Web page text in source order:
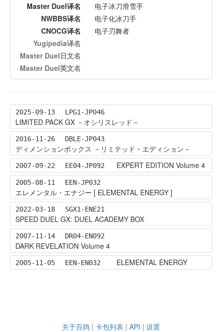
Master Duel译名
电子冰刀滑雪手
NWBBS译名
电子化冰刀手
CNOCG译名
电子刃舞者
Yugipedia译名
Master Duel日文名
Master Duel英文名
2025-09-13 LPG1-JP046
LIMITED PACK GX －オシリスレッド－
2016-11-26 DBLE-JP043
ディメンションボックス －リミテッド・エディション－
2007-09-22 EE04-JP092 EXPERT EDITION Volume 4
2005-08-11 EEN-JP032
エレメンタル・エナジー [ ELEMENTAL ENERGY ]
2022-03-18 SGX1-ENE21
SPEED DUEL GX: DUEL ACADEMY BOX
2007-11-14 DR04-EN092
DARK REVELATION Volume 4
2005-11-05 EEN-EN032 ELEMENTAL ENERGY
关于百鸽 | 卡包列表 | API | 设置